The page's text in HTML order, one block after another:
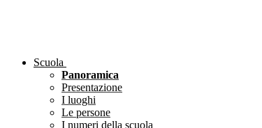
Scuola
Panoramica
Presentazione
I luoghi
Le persone
I numeri della scuola